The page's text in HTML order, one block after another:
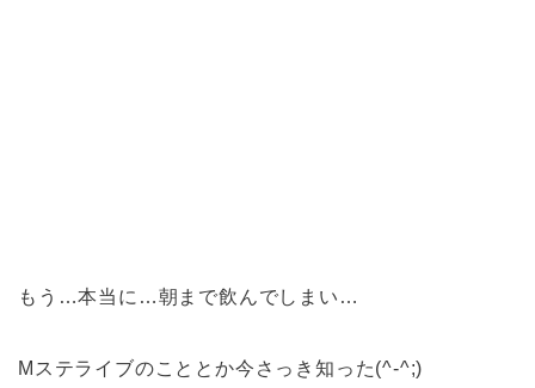
もう…本当に…朝まで飲んでしまい…
Mステライブのこととか今さっき知った(^-^;)